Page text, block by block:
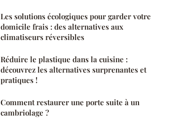
Les solutions écologiques pour garder votre
domicile frais : des alternatives aux
climatiseurs réversibles
Réduire le plastique dans la cuisine :
découvrez les alternatives surprenantes et
pratiques !
Comment restaurer une porte suite à un
cambriolage ?